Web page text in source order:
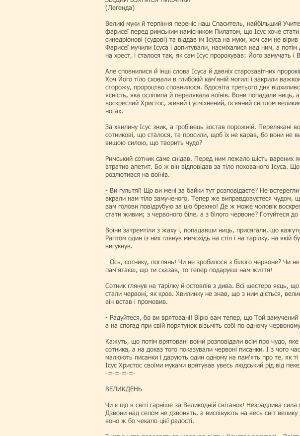
(Легенда)
Великі муки й терпіння переніс наш Спаситель, найбільший
фарисеї перед римським намісником Пилатом, що Ісус хоче
синедріонові (судові) та віддав їм Ісуса на муки, хоч сам не
Фарисеї мучили Ісуса і допитували, насміхалися над ним, а
на хрест, і сталося так, як сам Ісус пророкував: Його замучать
Але сповнилися й інші слова Ісуса й давніх старозавітних
Хоч Його тіло сховали в глибокій кам'яній могилі і закрили
сторожу, пророцтво сповнилося. Вдосвіта третього дня
ясність, яка осліпила й перелякала воїнів. Вони попадали ниць,
воскреслий Христос, живий і усміхнений, осяяний світлом
ногах.
За хвилину Ісус зник, а гробівець зостав порожній. Перелякані
сотникові, що сталося, та просили, щоб їх не карав, бо вони не
вищою силою, що творить чудо?
Римський сотник саме снідав. Перед ним лежало шість варених
втратив апетит. Бо ж він відповідав за тіло похова­ного Ісуса.
розлютився на воїнів.
- Ви гультяї! Що ви мені за байки тут розповідаєте? Не
вкрали нам тіло замученого. Тепер же виправдовуєтеся чудом,
вам голови повідрубую за цю брехню! Де ж може чоловік
стати живим; з червоного біле, а з білого червоне? Готуйтеся до
Воїни затремтіли з жаху і, попадавши ниць, присягали, що
Раптом один із них глянув мимохідь на стіл і на тарілку, на якій
вигукнув.
- Ось, сотнику, поглянь! Чи не зробилося з білого червоне? Чи
пам'ятаєш, що ти сказав, то тепер подаруєш нам життя!
Сотник глянув на тарілку й остовпів з дива. Всі шестеро яєць, що
стали червоні, як кров. Хвилинку не знав, що з ним діється,
він встав і промо­вив.
- Радуйтеся, бо ви врятовані! Вірю вам тепер, що Той замучений
а на спогад при свій порятунок візьміть собі по одному
Кажуть, що потім врятовані воїни розповідали всім про чудо,
сотника, а на доказ того показували червоні писан­ки. І з чого
малюють писанки і дарують один одному на пам'ять про те, як ті
Ісус Христос своїми муками врятував увесь людський рід від
-=-=-=-=-
ВЕЛИКДЕНЬ
Чи є що в світі гарніше за Великодній світанок! Незрадлива сила
Дзвони над селом не дзвонять, а виспівують на весь світ
воно ж бо чекало цієї радості.